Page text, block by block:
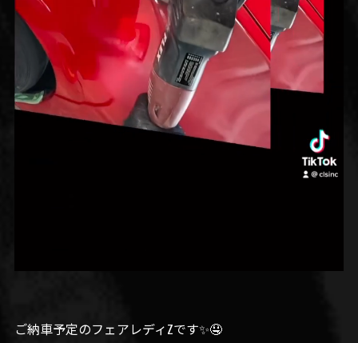
ご納車予定のフェアレディZです✨🤤